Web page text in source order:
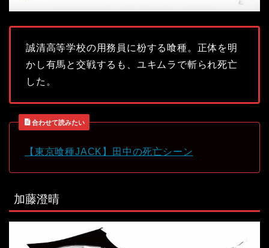
誠清高等学校の用務員に枌する喰種。正体を明
かし有馬と交戦するも、ユキムラで斬られ死亡
した。
合わせて読みたい
【東京喰種JACK】田中の死亡シーン
加藤澄晴